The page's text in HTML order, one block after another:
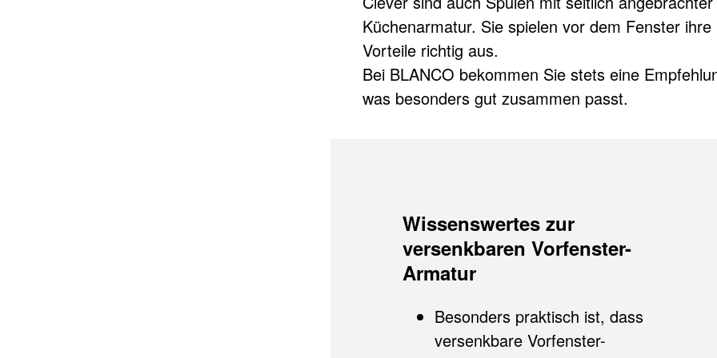
Küchenarmatur. Sie spielen vor dem Fenster ihre
Vorteile richtig aus.
Bei BLANCO bekommen Sie stets eine
was besonders gut zusammen passt.
Wissenswertes zur
versenkbaren Vorfenster-
Armatur
Besonders praktisch ist, dass
versenkbare Vorfenster-